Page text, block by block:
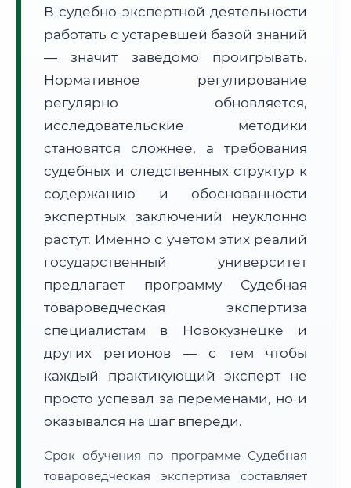
Формат учебы:
Дистанционно
🗺️ Зона обслуживания: г. Новокузнецк
Расчет логистики оригиналов:
• Маршрут транзита: ~307 км
• Экспресс-доставка СДЭК / Почтой:
1–2 рабочих дня
📜 Документы и аккредитация ФИС ФРДО
🔍Нажмите на документ для увеличения и просмотра
В судебно-экспертной деятельности
работать с устаревшей базой знаний
— значит заведомо проигрывать.
Нормативное регулирование
регулярно обновляется,
исследовательские методики
становятся сложнее, а требования
судебных и следственных структур к
содержанию и обоснованности
экспертных заключений неуклонно
растут. Именно с учётом этих реалий
государственный университет
предлагает программу Судебная
товароведческая экспертиза
специалистам в Новокузнецке и
других регионов — с тем чтобы
каждый практикующий эксперт не
просто успевал за переменами, но и
оказывался на шаг впереди.
Срок обучения по программе Судебная
товароведческая экспертиза составляет